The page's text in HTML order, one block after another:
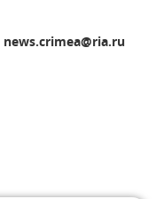
news.crimea@ria.ru